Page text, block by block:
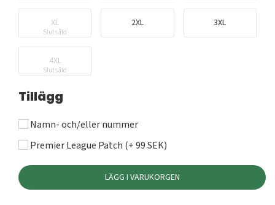
XL
Slutsåld
2XL 3XL
4XL
Slutsåld
Tillägg
Namn- och/eller nummer
Premier League Patch (+ 99 SEK)
LÄGG I VARUKORGEN